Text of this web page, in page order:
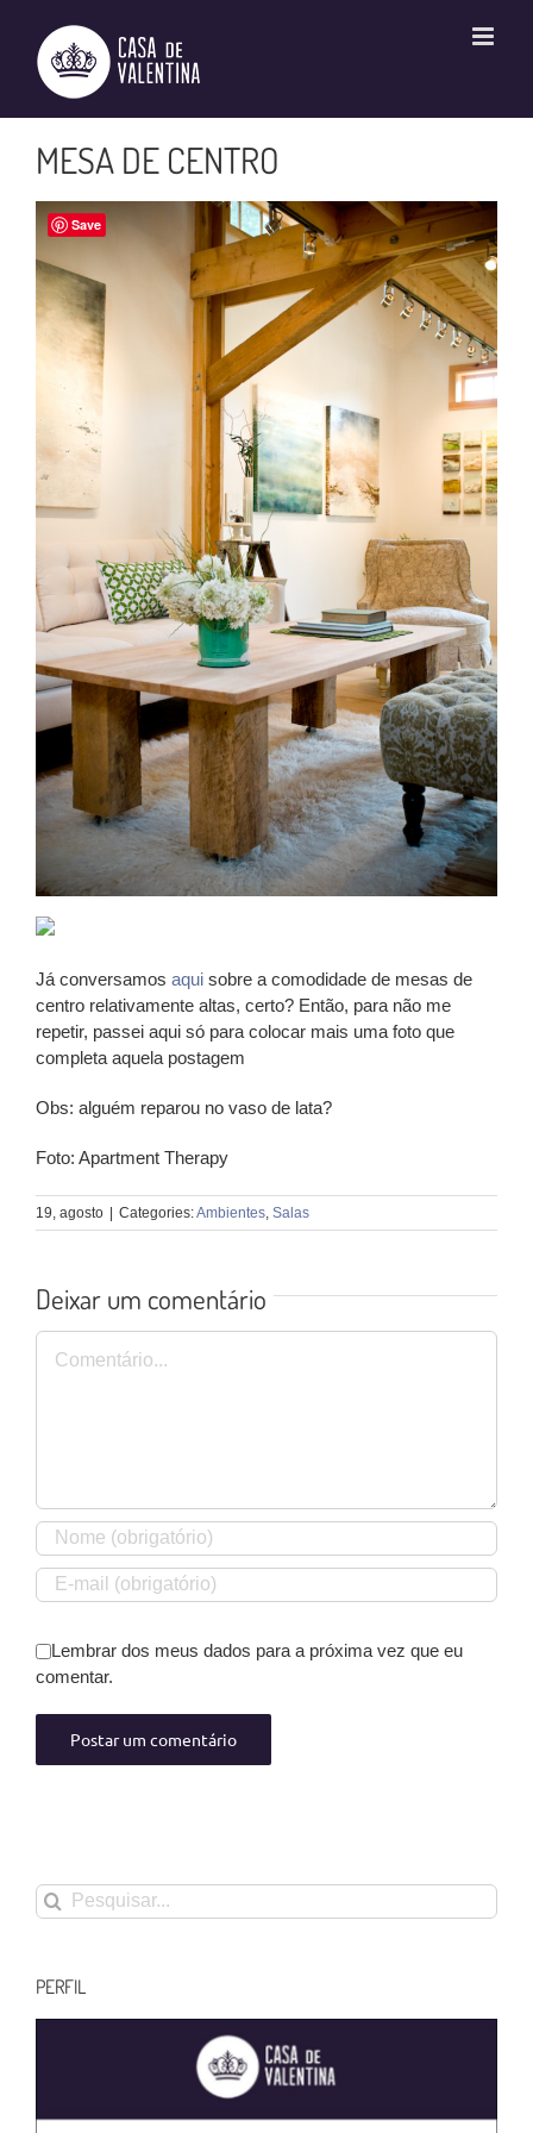
conteúdo
MESA DE CENTRO
Já conversamos aqui sobre a comodidade de mesas de
centro relativamente altas, certo? Então, para não me
repetir, passei aqui só para colocar mais uma foto que
completa aquela postagem
Obs: alguém reparou no vaso de lata?
Foto: Apartment Therapy
19, agosto | Categories:Ambientes, Salas
Deixar um comentário
Comentário
Lembrar dos meus dados para a próxima vez que eu
comentar.
Buscar
resultados
PERFIL
Save